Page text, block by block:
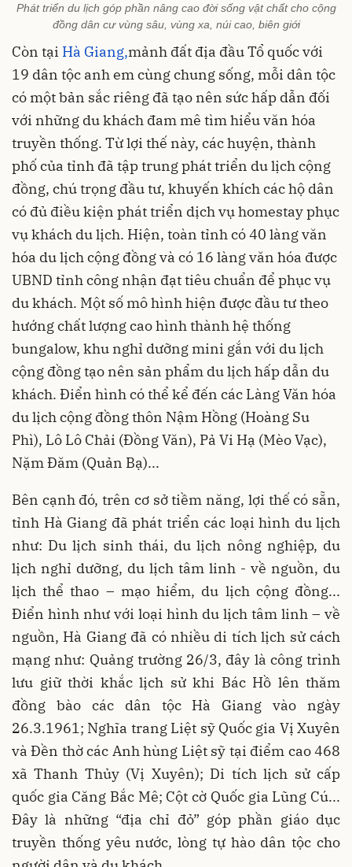
Phát triển du lịch góp phần nâng cao đời sống vật chất cho cộng
đồng dân cư vùng sâu, vùng xa, núi cao, biên giới
Còn tại Hà Giang,mảnh đất địa đầu Tổ quốc với
19 dân tộc anh em cùng chung sống, mỗi dân tộc
có một bản sắc riêng đã tạo nên sức hấp dẫn đối
với những du khách đam mê tìm hiểu văn hóa
truyền thống. Từ lợi thế này, các huyện, thành
phố của tỉnh đã tập trung phát triển du lịch cộng
đồng, chú trọng đầu tư, khuyến khích các hộ dân
có đủ điều kiện phát triển dịch vụ homestay phục
vụ khách du lịch. Hiện, toàn tỉnh có 40 làng văn
hóa du lịch cộng đồng và có 16 làng văn hóa được
UBND tỉnh công nhận đạt tiêu chuẩn để phục vụ
du khách. Một số mô hình hiện được đầu tư theo
hướng chất lượng cao hình thành hệ thống
bungalow, khu nghỉ dưỡng mini gắn với du lịch
cộng đồng tạo nên sản phẩm du lịch hấp dẫn du
khách. Điển hình có thể kể đến các Làng Văn hóa
du lịch cộng đồng thôn Nậm Hồng (Hoàng Su
Phì), Lô Lô Chải (Đồng Văn), Pả Vi Hạ (Mèo Vạc),
Nặm Đăm (Quản Bạ)...
Bên cạnh đó, trên cơ sở tiềm năng, lợi thế có sẵn,
tỉnh Hà Giang đã phát triển các loại hình du lịch
như: Du lịch sinh thái, du lịch nông nghiệp, du
lịch nghỉ dưỡng, du lịch tâm linh - về nguồn, du
lịch thể thao – mạo hiểm, du lịch cộng đồng...
Điển hình như với loại hình du lịch tâm linh – về
nguồn, Hà Giang đã có nhiều di tích lịch sử cách
mạng như: Quảng trường 26/3, đây là công trình
lưu giữ thời khắc lịch sử khi Bác Hồ lên thăm
đồng bào các dân tộc Hà Giang vào ngày
26.3.1961; Nghĩa trang Liệt sỹ Quốc gia Vị Xuyên
và Đền thờ các Anh hùng Liệt sỹ tại điểm cao 468
xã Thanh Thủy (Vị Xuyên); Di tích lịch sử cấp
quốc gia Căng Bắc Mê; Cột cờ Quốc gia Lũng Cú...
Đây là những “địa chỉ đỏ” góp phần giáo dục
truyền thống yêu nước, lòng tự hào dân tộc cho